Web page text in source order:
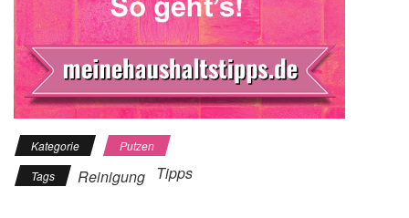
Kategorie
Putzen
Tags
Reinigung Tipps